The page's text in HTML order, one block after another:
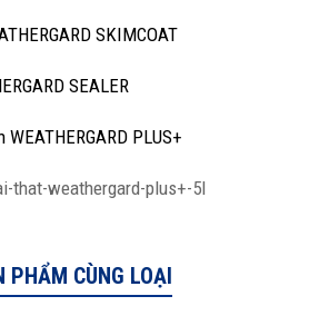
SKIMCOAT
SEALER
PLUS+
that-weathergard-plus+-5l
PHẨM CÙNG LOẠI